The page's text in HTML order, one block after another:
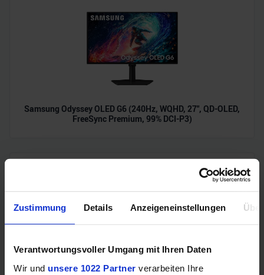
Zustimmung Details Anzeigeneinstellungen
Verantwortungsvoller Umgang mit Ihren Daten
Wir und unsere 1022 Partner verarbeiten Ihre
Samsung Odyssey OLED G6 (240Hz, WQHD, 27", QD-OLED,
FreeSync Premium, 99% DCI-P3)